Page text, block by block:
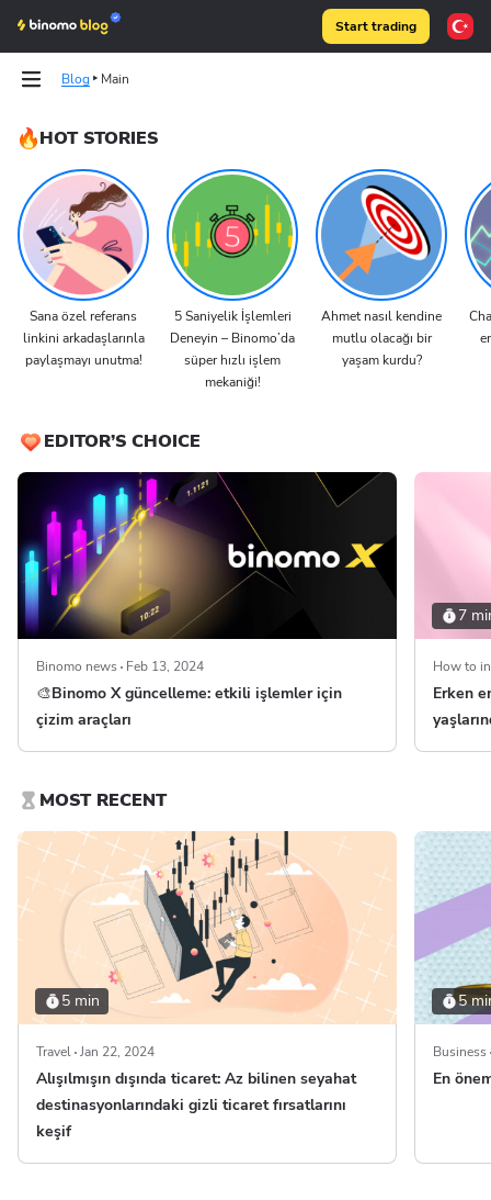
Start trading
Blog Main
Binomo on Telegram
Binomo on Telegram
HOT STORIES
Sana özel referans
linkini arkadaşlarınla
paylaşmayı unutma!
5 Saniyelik İşlemleri
Deneyin – Binomo’da
süper hızlı işlem
mekaniği!
Ahmet nasıl kendine
mutlu olacağı bir
yaşam kurdu?
EDITOR’S CHOICE
Binomo news Feb 13, 2024
🎨Binomo X güncelleme: etkili işlemler için
çizim araçları
7
How to
Erken
MOST RECENT
5 min
Travel Jan 22, 2024
Alışılmışın dışında ticaret: Az bilinen seyahat
destinasyonlarındaki gizli ticaret fırsatlarını
keşif
5
Business
En